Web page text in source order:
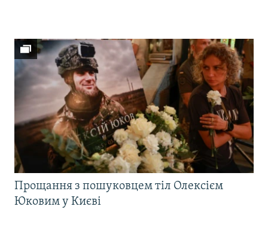
Прощання з пошуковцем тіл Олексієм
Юковим у Києві